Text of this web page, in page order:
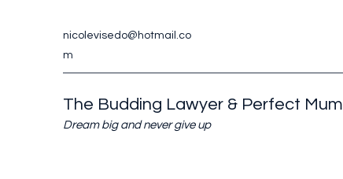
nicolevisedo@hotmail.co
m
The Budding Lawyer & Perfect Mum
Dream big and never give up